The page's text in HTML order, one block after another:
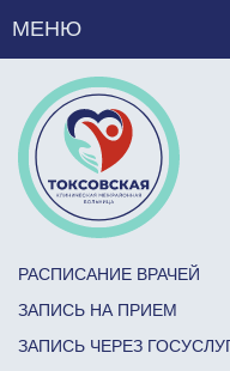
МЕНЮ
РАСПИСАНИЕ ВРАЧЕЙ
ЗАПИСЬ НА ПРИЕМ
ЗАПИСЬ ЧЕРЕЗ